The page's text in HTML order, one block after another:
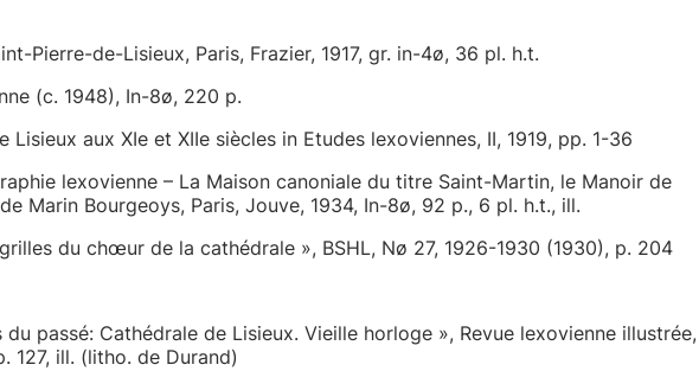
Pierre-de-Lisieux, Paris, Frazier, 1917, gr. in-4ø, 36 pl. h.t.
(c. 1948), In-8ø, 220 p.
Lisieux aux XIe et XIIe siècles in Etudes lexoviennes, II, 1919, pp. 1-36
lexovienne – La Maison canoniale du titre Saint-Martin, le Manoir de
Marin Bourgeoys, Paris, Jouve, 1934, In-8ø, 92 p., 6 pl. h.t., ill.
du chœur de la cathédrale », BSHL, Nø 27, 1926-1930 (1930), p. 204
passé: Cathédrale de Lisieux. Vieille horloge », Revue lexovienne illustrée,
127, ill. (litho. de Durand)